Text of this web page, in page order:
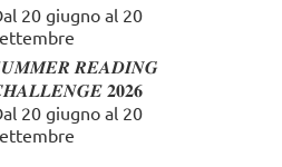
18:00 -
continua
leggere...
20 giugno al 20
𝑹𝑬𝑨𝑫𝑰𝑵𝑮
𝟐𝟎𝟐𝟔
20 giugno al 20